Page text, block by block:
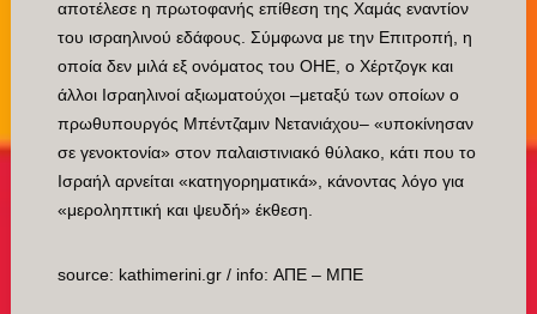
αποτέλεσε η πρωτοφανής επίθεση της Χαμάς εναντίον
του ισραηλινού εδάφους. Σύμφωνα με την Επιτροπή, η
οποία δεν μιλά εξ ονόματος του ΟΗΕ, ο Χέρτζογκ και
άλλοι Ισραηλινοί αξιωματούχοι –μεταξύ των οποίων ο
πρωθυπουργός Μπέντζαμιν Νετανιάχου– «υποκίνησαν
σε γενοκτονία» στον παλαιστινιακό θύλακο, κάτι που το
Ισραήλ αρνείται «κατηγορηματικά», κάνοντας λόγο για
«μεροληπτική και ψευδή» έκθεση.
source: kathimerini.gr / info: ΑΠΕ – ΜΠΕ